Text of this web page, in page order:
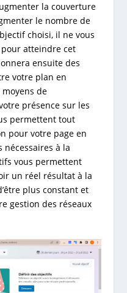
la couverture
le nombre de
choisi, il ne vous
atteindre cet
ensuite des
votre plan en
de
présence sur les
permettent tout
pour votre page en
à la
vous permettent
un réel résultat à la
plus constant et
gestion des réseaux